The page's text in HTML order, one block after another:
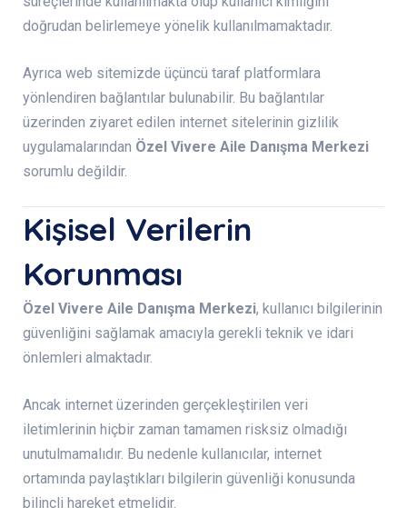
doğrudan belirlemeye yönelik kullanılmamaktadır.
Ayrıca web sitemizde üçüncü taraf platformlara
yönlendiren bağlantılar bulunabilir. Bu bağlantılar
üzerinden ziyaret edilen internet sitelerinin gizlilik
uygulamalarından Özel Vivere Aile Danışma Merkezi
sorumlu değildir.
Kişisel Verilerin
Korunması
Özel Vivere Aile Danışma Merkezi, kullanıcı bilgilerinin
güvenliğini sağlamak amacıyla gerekli teknik ve idari
önlemleri almaktadır.
Ancak internet üzerinden gerçekleştirilen veri
iletimlerinin hiçbir zaman tamamen risksiz olmadığı
unutulmamalıdır. Bu nedenle kullanıcılar, internet
ortamında paylaştıkları bilgilerin güvenliği konusunda
bilinçli hareket etmelidir.